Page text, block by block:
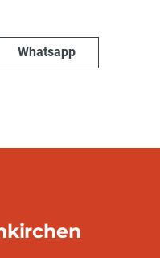
Whatsapp